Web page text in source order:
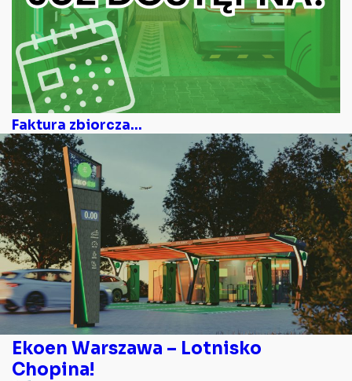
Faktura zbiorcza...
Ekoen Warszawa – Lotnisko
Chopina!